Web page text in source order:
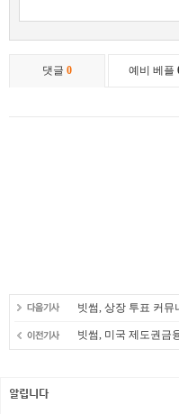
빗썸, 상장 투표 커뮤
빗썸, 미국 제도권금